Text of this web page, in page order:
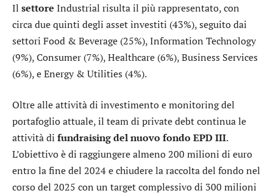
Il settore Industrial risulta il più rappresentato, con
circa due quinti degli asset investiti (43%), seguito dai
settori Food & Beverage (25%), Information Technology
(9%), Consumer (7%), Healthcare (6%), Business Services
(6%), e Energy & Utilities (4%).
Oltre alle attività di investimento e monitoring del
portafoglio attuale, il team di private debt continua le
attività di fundraising del nuovo fondo EPD III.
L’obiettivo è di raggiungere almeno 200 milioni di euro
entro la fine del 2024 e chiudere la raccolta del fondo nel
corso del 2025 con un target complessivo di 300 milioni